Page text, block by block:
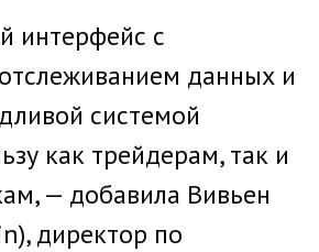
интерфейс с
данных и
системой
как трейдерам, так и
— добавила Вивьен
директор по